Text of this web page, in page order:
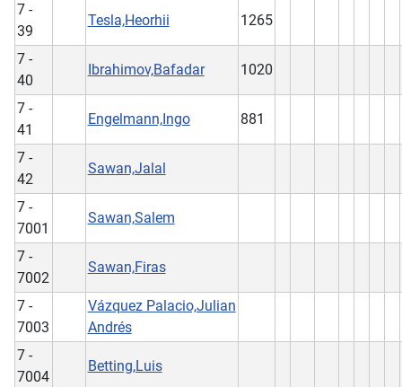
7 -
39
Tesla,Heorhii 1265
7 -
40
Ibrahimov,Bafadar 1020
7 -
41
Engelmann,Ingo 881
7 -
42
Sawan,Jalal
7 -
7001
Sawan,Salem
7 -
7002
Sawan,Firas
7 -
7003
Vázquez Palacio,Julian
Andrés
7 -
7004
Betting,Luis